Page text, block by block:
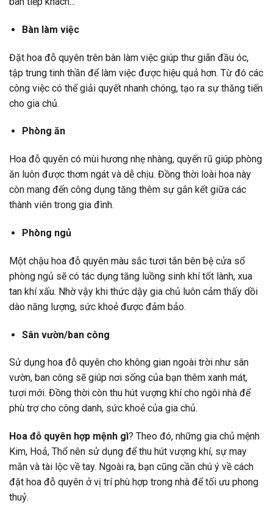
Bàn làm việc
Đặt hoa đỗ quyên trên bàn làm việc giúp thư giãn đầu óc,
tập trung tinh thần để làm việc được hiệu quả hơn. Từ đó các
công việc có thể giải quyết nhanh chóng, tạo ra sự thăng tiến
cho gia chủ.
Phòng ăn
Hoa đỗ quyên có mùi hương nhẹ nhàng, quyến rũ giúp phòng
ăn luôn được thơm ngát và dễ chịu. Đồng thời loài hoa này
còn mang đến công dụng tăng thêm sự gắn kết giữa các
thành viên trong gia đình.
Phòng ngủ
Một chậu hoa đỗ quyên màu sắc tươi tắn bên bệ cửa sổ
phòng ngủ sẽ có tác dụng tăng luồng sinh khí tốt lành, xua
tan khí xấu. Nhờ vậy khi thức dậy gia chủ luôn cảm thấy dồi
dào năng lượng, sức khoẻ được đảm bảo.
Sân vườn/ban công
Sử dụng hoa đỗ quyên cho không gian ngoài trời như sân
vườn, ban công sẽ giúp nơi sống của bạn thêm xanh mát,
tươi mới. Đồng thời còn thu hút vượng khí cho ngôi nhà để
phù trợ cho công danh, sức khoẻ của gia chủ.
Hoa đỗ quyên hợp mệnh gì? Theo đó, những gia chủ mệnh
Kim, Hoả, Thổ nên sử dụng để thu hút vượng khí, sự may
mắn và tài lộc về tay. Ngoài ra, bạn cũng cần chú ý về cách
đặt hoa đỗ quyên ở vị trí phù hợp trong nhà để tối ưu phong
thuỷ.